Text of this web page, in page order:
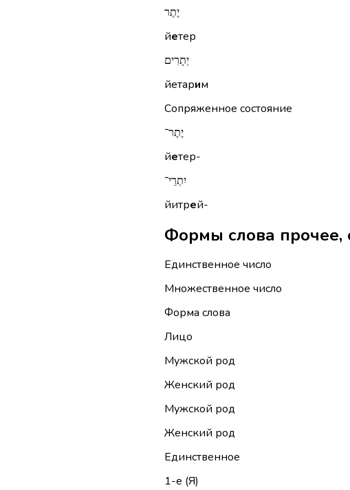
יֶתֶר
йетер
יְתָרִים
йетарим
Сопряженное состояние
יֶתֶר־
йетер-
יִתְרֵי־
йитрей-
Единственное число
Множественное число
Форма слова
Лицо
Мужской род
Женский род
Мужской род
Женский род
Единственное
1-е (Я)